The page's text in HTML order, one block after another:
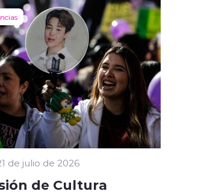
de julio de 2026
de Cultura